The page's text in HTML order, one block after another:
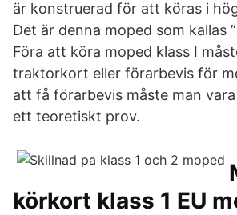
är konstruerad för att köras i
Det är denna moped som kallas
Föra att köra moped klass I
traktorkort eller förarbevis för
att få förarbevis måste man
ett teoretiskt prov.
körkort klass 1 EU